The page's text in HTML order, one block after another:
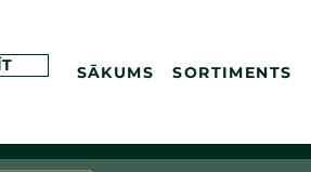
SĀKUMS SORTIMENTS